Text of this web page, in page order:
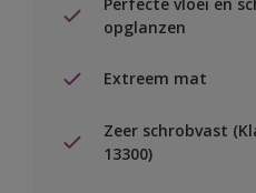
opglanzen
Extreem mat
Zeer schrobvast
13300)